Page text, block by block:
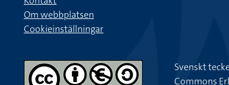
Om webbplatsen
Cookieinställningar
Svenskt
Commons